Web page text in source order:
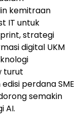
kemitraan
IT untuk
strategi
digital UKM
turut
perdana SME
semakin
AI.